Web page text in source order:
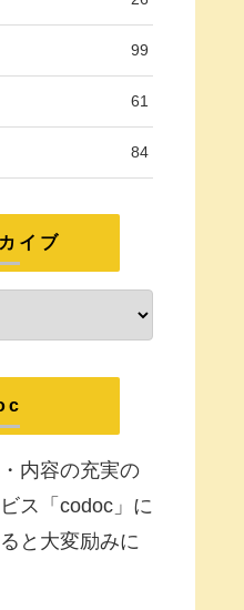
99
61
84
イブ
内容の充実の
ス「codoc」に
と大変励みに